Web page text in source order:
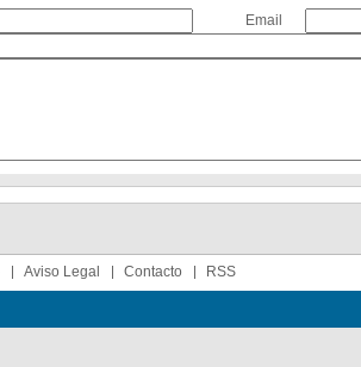
Email
Aviso Legal Contacto RSS